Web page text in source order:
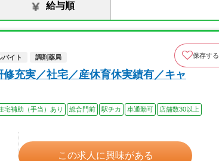
給与順
バイト 調剤薬局 保存する
充実／社宅／産休育休実績有／キャ
宅補助（手当）あり 総合門前 駅チカ 車通勤可
店舗数30以上
この求人に興味がある